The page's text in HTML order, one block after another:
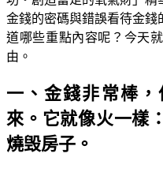
金錢的密碼與錯誤看待金錢
道哪些重點內容呢？今天
由。
一、金錢非常棒
來。它就像火一樣
燒毁房子。